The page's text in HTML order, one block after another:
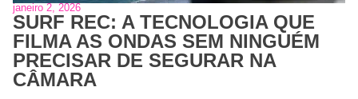
janeiro 2, 2026
SURF REC: A TECNOLOGIA QUE
FILMA AS ONDAS SEM NINGUÉM
PRECISAR DE SEGURAR NA
CÂMARA